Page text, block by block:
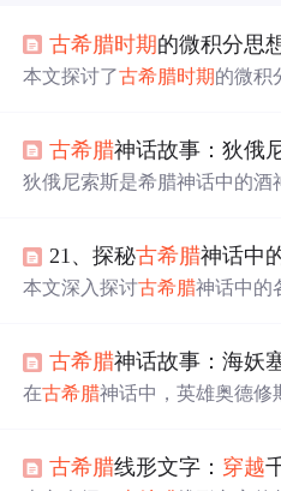
古希腊时期的微积分思
本文探讨了古希腊时期的微积
分在现代科学、工程、经济学
应用。
古希腊神话故事：狄俄
狄俄尼索斯是希腊神话中的酒
史。他驾驶着由野兽拉的四轮
信徒因他们的吵闹、饮酒、舞
21、探秘古希腊神话中
本文深入探讨古希腊神话中的
的一部分，更体现了古人对智
解。
古希腊神话故事：海妖
在古希腊神话中，英雄奥德修
把自己绑在桅杆上，最终安全
古希腊线形文字： 穿越